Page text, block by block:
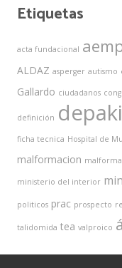
Etiquetas
acta fundacional
ALDAZ asperger autismo
Gallardo ciudadanos
definición
ficha tecnica Hospital de
malformacion
ministerio del interior
politicos prac prospecto
talidomida tea valproico